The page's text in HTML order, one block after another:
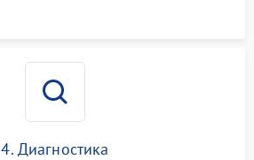
4. Диагностика